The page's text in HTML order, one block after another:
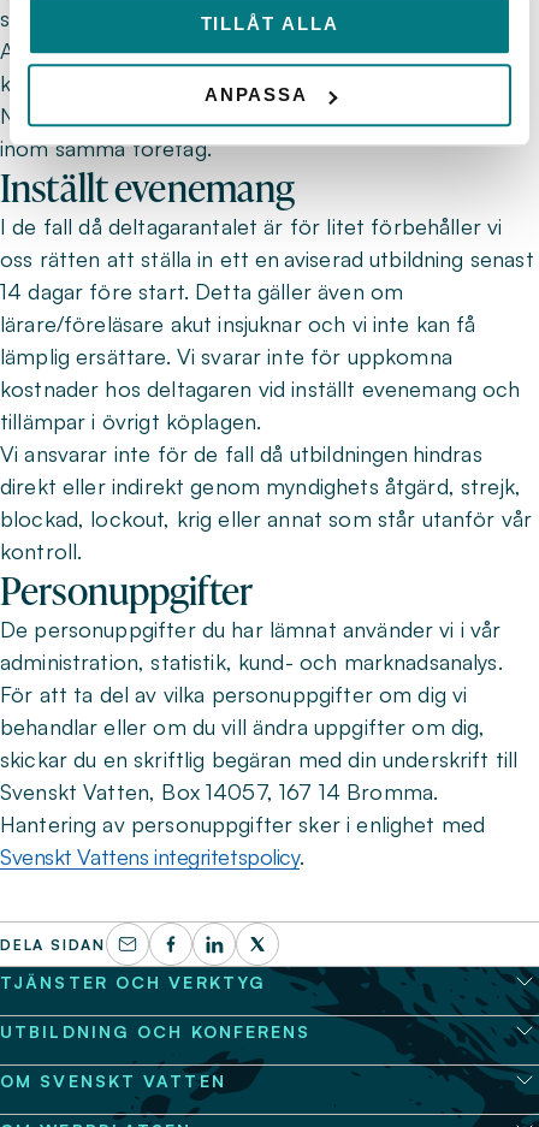
TILLÅT ALLA
ANPASSA
start debiteras 100 % av kursavgiften.
Avbokningskostnad för kost och logi följer
konferensanläggningens avbokningsregler.
Notera att platsen kan överlåtas till annan person
inom samma företag.
Inställt evenemang
I de fall då deltagarantalet är för litet förbehåller vi
oss rätten att ställa in ett en aviserad utbildning senast
14 dagar före start. Detta gäller även om
lärare/föreläsare akut insjuknar och vi inte kan få
lämplig ersättare. Vi svarar inte för uppkomna
kostnader hos deltagaren vid inställt evenemang och
tillämpar i övrigt köplagen.
Vi ansvarar inte för de fall då utbildningen hindras
direkt eller indirekt genom myndighets åtgärd, strejk,
blockad, lockout, krig eller annat som står utanför vår
kontroll.
Personuppgifter
De personuppgifter du har lämnat använder vi i vår
administration, statistik, kund- och marknadsanalys.
För att ta del av vilka personuppgifter om dig vi
behandlar eller om du vill ändra uppgifter om dig,
skickar du en skriftlig begäran med din underskrift till
Svenskt Vatten, Box 14057, 167 14 Bromma.
Hantering av personuppgifter sker i enlighet med
Svenskt Vattens integritetspolicy.
DELA SIDAN
TJÄNSTER OCH VERKTYG
UTBILDNING OCH KONFERENS
OM SVENSKT VATTEN